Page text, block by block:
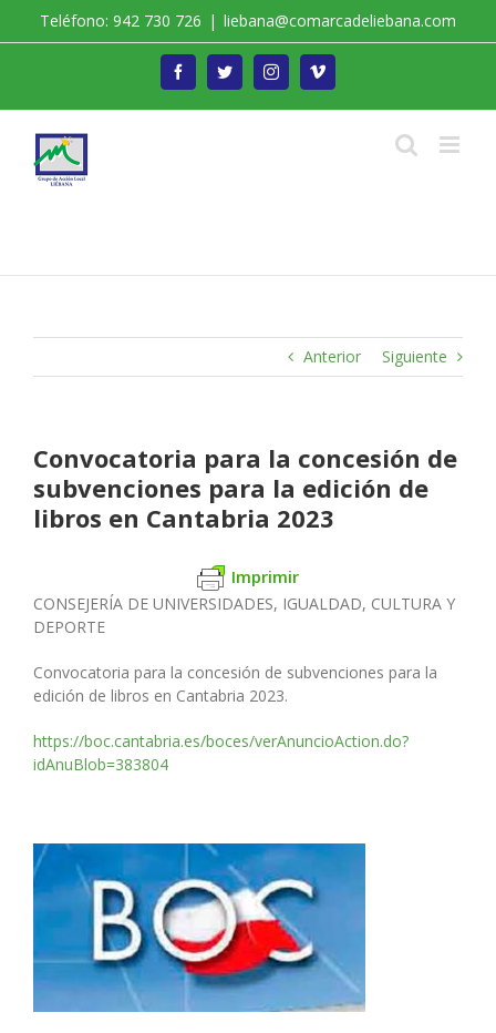
Teléfono: 942 730 726 | liebana@comarcadeliebana.com
FacebookTwitterInstagramVimeo
Anterior Siguiente
Convocatoria para la concesión de
subvenciones para la edición de
libros en Cantabria 2023
Imprimir
CONSEJERÍA DE UNIVERSIDADES, IGUALDAD, CULTURA Y
DEPORTE
Convocatoria para la concesión de subvenciones para la
edición de libros en Cantabria 2023.
https://boc.cantabria.es/boces/verAnuncioAction.do?
idAnuBlob=383804